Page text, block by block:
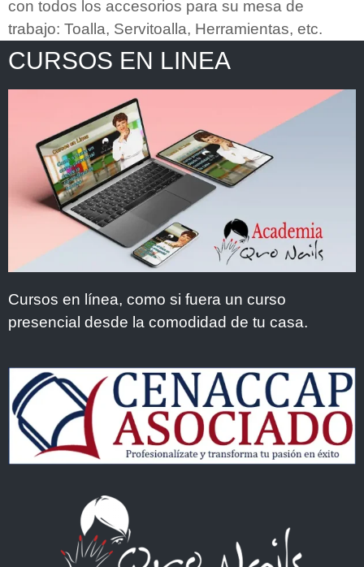
con todos los accesorios para su mesa de
trabajo: Toalla, Servitoalla, Herramientas, etc.
CURSOS EN LINEA
Cursos en línea, como si fuera un curso
presencial desde la comodidad de tu casa.